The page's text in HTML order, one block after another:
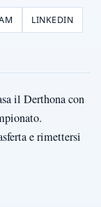
LINKEDIN
il Derthona con
e rimettersi